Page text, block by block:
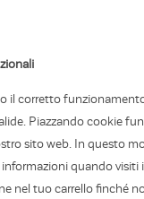
il corretto
Piazzando cookie
sito web. In questo
quando visiti
nel tuo carrello finché